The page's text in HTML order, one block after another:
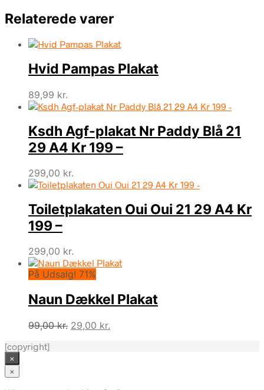
Relaterede varer
Hvid Pampas Plakat
89,99 kr.
Ksdh Agf-plakat Nr Paddy Blå 21
29 A4 Kr 199 –
299,00 kr.
Toiletplakaten Oui Oui 21 29 A4 Kr
199 –
299,00 kr.
På Udsalg! 71%
Naun Dækkel Plakat
99,00kr. Den
29,00 kr.
[copyright]
×
×